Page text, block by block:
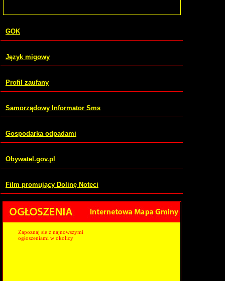
GOK
Język migowy
Profil zaufany
Samorządowy Informator Sms
Gospodarka odpadami
Obywatel.gov.pl
Film promujący Dolinę Noteci
Zapoznaj sie z najnowszymi
ogłoszeniami w okolicy